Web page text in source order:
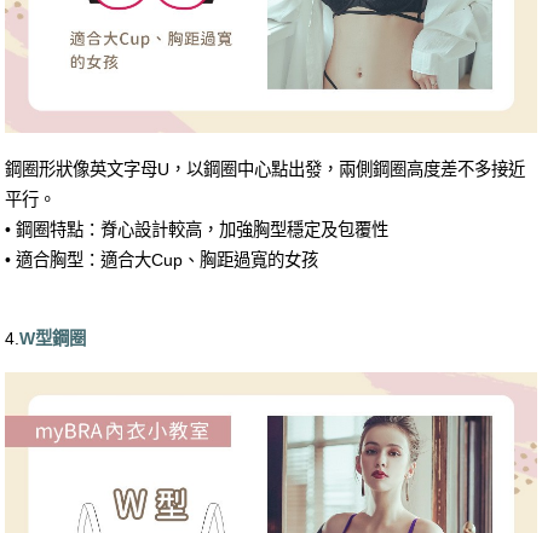
鋼圈形狀像英文字母U，以鋼圈中心點出發，兩側鋼圈高度差不多接近
平行。
• 鋼圈特點：脊心設計較高，加強胸型穩定及包覆性
• 適合胸型：適合大Cup、胸距過寬的女孩
4.W型鋼圈